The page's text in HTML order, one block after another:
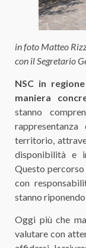
in foto Matteo
con il Segretario
NSC in
maniera
stanno
territorio,
disponibilità e
Questo
con
stanno
Oggi più che
valutare con